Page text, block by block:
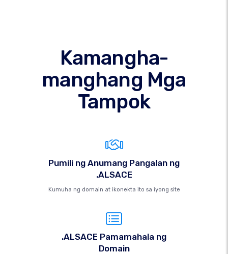
Kamangha-
manghang Mga
Tampok
Pumili ng Anumang Pangalan ng
.ALSACE
Kumuha ng domain at ikonekta ito sa iyong site
.ALSACE Pamamahala ng
Domain